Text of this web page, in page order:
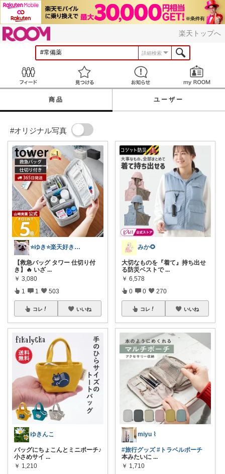
楽天トップへ
詳細検索
見つける お知らせ
商品 ユーザー
#オリジナル写真
⭐️ゆき⭐️楽天好き主婦🎵
【救急バッグ タワー 仕切り付
き】🔥 いざ ...
￥ 3,080
1 1 503
コレ いいね
ゆきんこ
バッグにちょこんとミニポーチ♪​
小さめサイ ...
￥ 1,210
みか🌻
大切なものを『着て』持ち出せ
る防災ベストで ...
￥ 6,578
0 0 270
コレ いいね
miyu ⌇
#旅行グッズ #トラベルポーチ
本みたいに ...
￥ 1,710